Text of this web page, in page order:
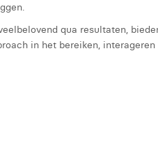
qua resultaten,
in het bereiken,